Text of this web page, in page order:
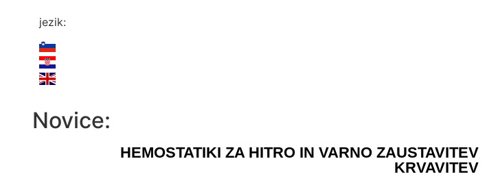
jezik:
Novice:
HEMOSTATIKI ZA HITRO IN VARNO ZAUSTAVITEV
KRVAVITEV